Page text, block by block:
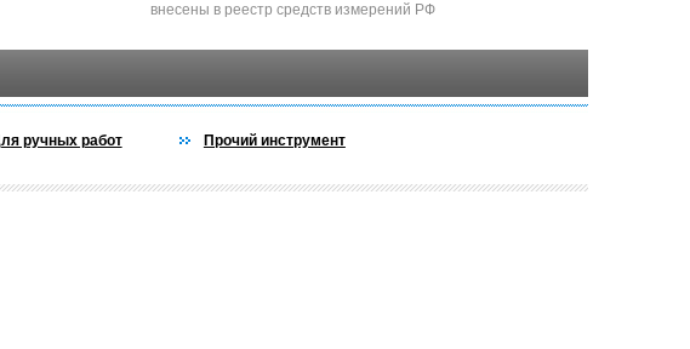
внесены в реестр средств измерений РФ
ручных работ Прочий инструмент